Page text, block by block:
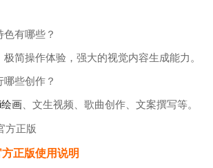
有哪些？
简操作体验，强大的视觉内容生成能力。
些创作？
画 、文生视频、歌曲创作、文案撰写等。
正版使用说明